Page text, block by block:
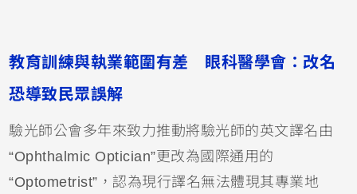
教育訓練與執業範圍有差 眼科醫學會：改名
恐導致民眾誤解
驗光師公會多年來致力推動將驗光師的英文譯名由
“Ophthalmic Optician”更改為國際通用的
“Optometrist”，認為現行譯名無法體現其專業地